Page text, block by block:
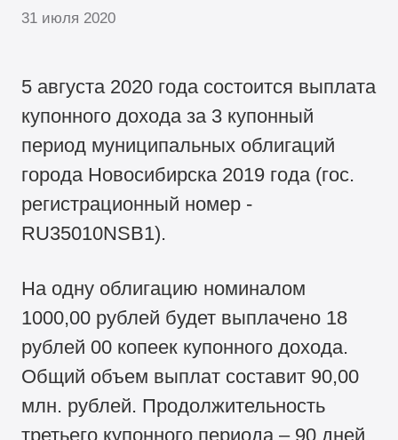
31 июля 2020
5 августа 2020 года состоится выплата
купонного дохода за 3 купонный
период муниципальных облигаций
города Новосибирска 2019 года (гос.
регистрационный номер -
RU35010NSB1).
На одну облигацию номиналом
1000,00 рублей будет выплачено 18
рублей 00 копеек купонного дохода.
Общий объем выплат составит 90,00
млн. рублей. Продолжительность
третьего купонного периода – 90 дней.